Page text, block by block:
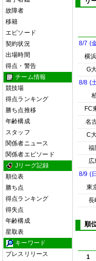
故障者
移籍
エピソード
契約状況
出場時間
得点・警告
チーム情報
競技場
得点ランキング
勝ち点推移
年齢構成
スタッフ
関係者ニュース
関係者エピソード
Jリーグ記録
順位表
勝ち点
得点ランキング
得失点
年齢構成
星取表
キーワード
プレスリリース
8/7 (
横
G
8/8 (
FC
名
C
福
広
8/9 (
東
長
順
1